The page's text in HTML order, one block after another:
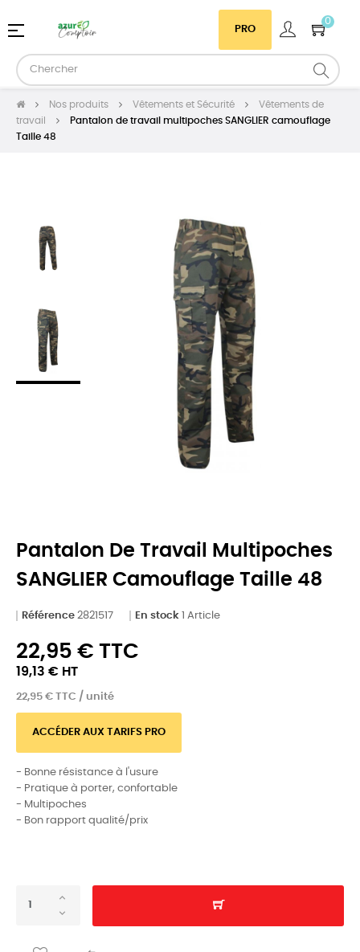
PRO
0
Basculer
navigation
☰
Nos produits Vêtements et Sécurité
Vêtements de
travail
Pantalon de travail multipoches SANGLIER camouflage
Taille 48
Pantalon De Travail Multipoches
SANGLIER Camouflage Taille 48
Référence 2821517 En stock 1 Article
22,95 € TTC
19,13 € HT
22,95 € TTC / unité
ACCÉDER AUX TARIFS PRO
- Bonne résistance à l'usure
- Pratique à porter, confortable
- Multipoches
- Bon rapport qualité/prix